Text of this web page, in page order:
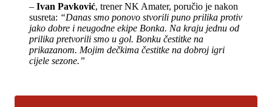
– Ivan Pavković, trener NK Amater, poručio je nakon
susreta: “Danas smo ponovo stvorili puno prilika protiv
jako dobre i neugodne ekipe Bonka. Na kraju jednu od
prilika pretvorili smo u gol. Bonku čestitke na
prikazanom. Mojim dečkima čestitke na dobroj igri
cijele sezone.”